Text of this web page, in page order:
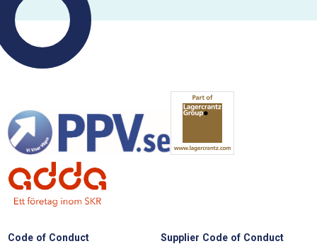
Code of Conduct
Supplier Code of Conduct